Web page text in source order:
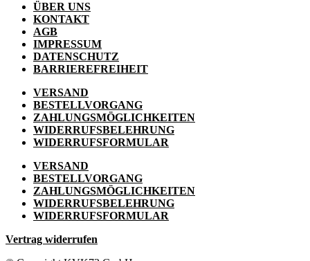
ÜBER UNS
KONTAKT
AGB
IMPRESSUM
DATENSCHUTZ
BARRIEREFREIHEIT
VERSAND
BESTELLVORGANG
ZAHLUNGSMÖGLICHKEITEN
WIDERRUFSBELEHRUNG
WIDERRUFSFORMULAR
VERSAND
BESTELLVORGANG
ZAHLUNGSMÖGLICHKEITEN
WIDERRUFSBELEHRUNG
WIDERRUFSFORMULAR
Vertrag widerrufen